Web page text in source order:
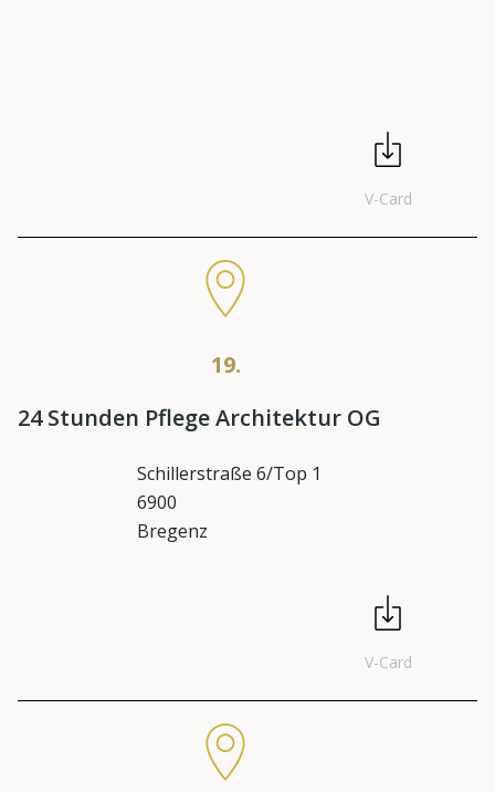
V-Card
19.
24 Stunden Pflege Architektur OG
Schillerstraße 6/Top 1
6900
Bregenz
V-Card